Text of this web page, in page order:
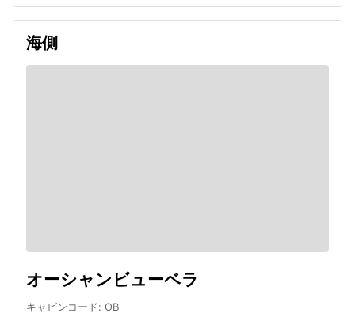
海側
オーシャンビューベラ
キャビンコード: OB